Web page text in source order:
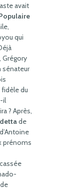
avait
qui
, Grégory
sénateur
du
il
? Après,
de
d’Antoine
prénoms